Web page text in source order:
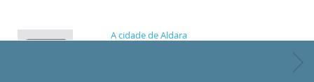
A cidade de Aldara